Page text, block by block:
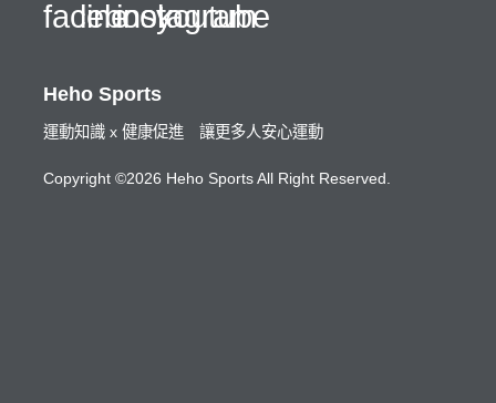
Heho Sports
運動知識 x 健康促進 讓更多人安心運動
Copyright ©2026 Heho Sports All Right Reserved.